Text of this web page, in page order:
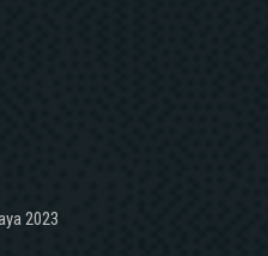
2023